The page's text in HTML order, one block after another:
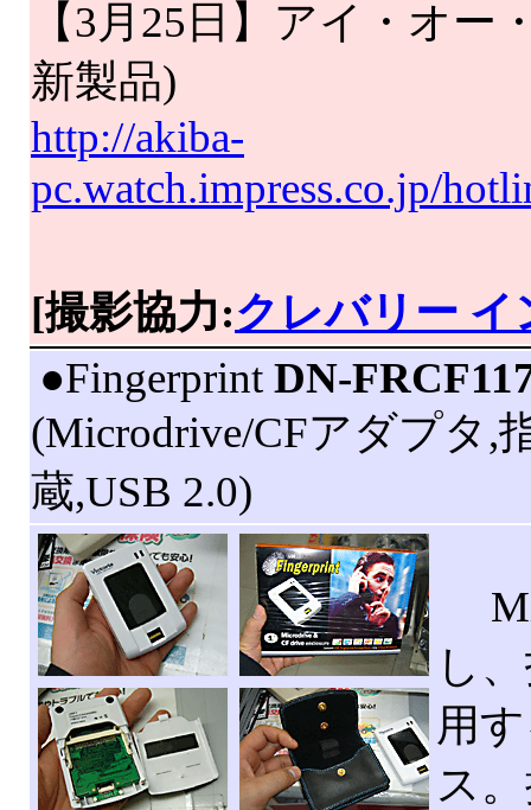
【3月25日】アイ・オー
新製品)
http://akiba-
pc.watch.impress.co.jp/
[撮影協力:クレバリー
●Fingerprint DN-
(Microdrive/CFアダプタ,
蔵,USB 2.0)
し
用
ス